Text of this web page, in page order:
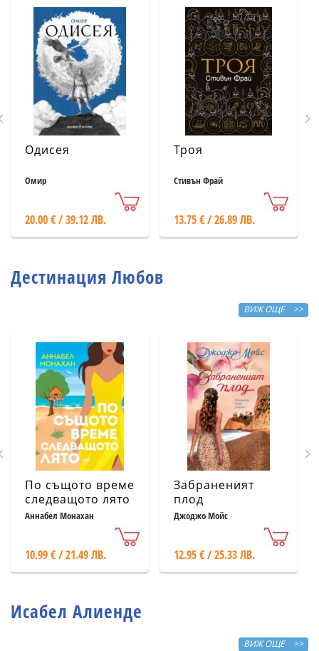
Одисея
Омир
20.00 € / 39.12 ЛВ.
Троя
Стивън Фрай
13.75 € / 26.89 ЛВ.
Дестинация Любов
ВИЖ ОЩЕ >>
По същото време
следващото лято
Аннабел Монахан
10.99 € / 21.49 ЛВ.
Забраненият
плод
Джоджо Мойс
12.95 € / 25.33 ЛВ.
Исабел Алиенде
ВИЖ ОЩЕ >>